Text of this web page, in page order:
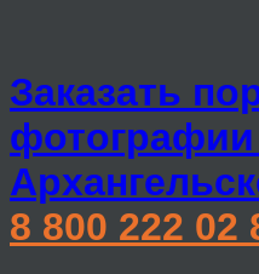
Заказать
фотографии
8 800 222 02